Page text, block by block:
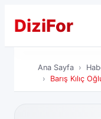
DiziFor
Ana Sayfa
Ana Sayfa
Barış Kılıç